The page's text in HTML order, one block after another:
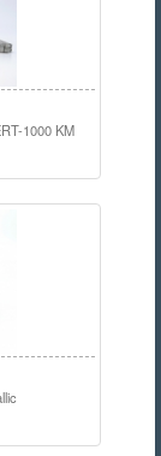
1000 KM